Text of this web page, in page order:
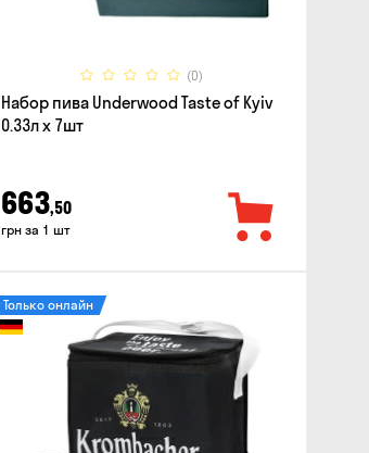
(0)
Набор пива Underwood Taste of Kyiv
0.33л x 7шт
663,50
грн за 1 шт
Только онлайн